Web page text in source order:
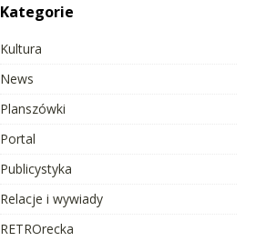
Kategorie
Kultura
News
Planszówki
Portal
Publicystyka
Relacje i wywiady
RETROrecka